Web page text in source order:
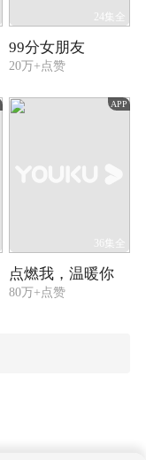
24集全
99分女朋友
20万+点赞
APP
36集全
点燃我，温暖你
80万+点赞